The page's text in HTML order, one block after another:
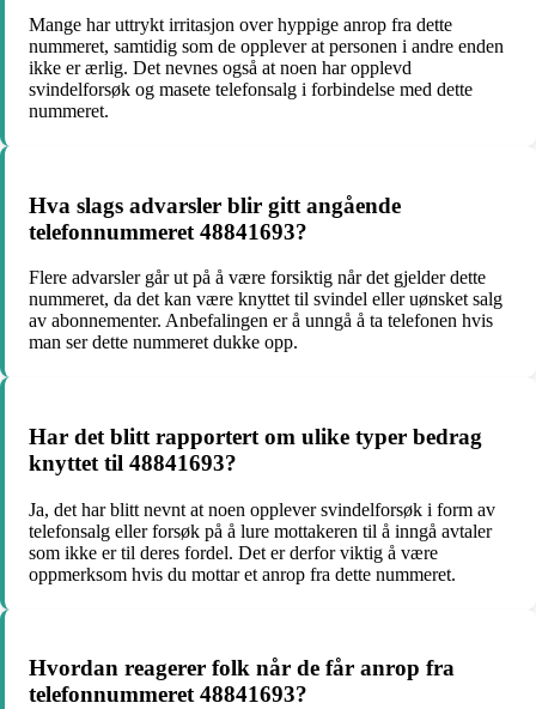
Mange har uttrykt irritasjon over hyppige anrop fra dette
nummeret, samtidig som de opplever at personen i andre enden
ikke er ærlig. Det nevnes også at noen har opplevd
svindelforsøk og masete telefonsalg i forbindelse med dette
nummeret.
Hva slags advarsler blir gitt angående
telefonnummeret 48841693?
Flere advarsler går ut på å være forsiktig når det gjelder dette
nummeret, da det kan være knyttet til svindel eller uønsket salg
av abonnementer. Anbefalingen er å unngå å ta telefonen hvis
man ser dette nummeret dukke opp.
Har det blitt rapportert om ulike typer bedrag
knyttet til 48841693?
Ja, det har blitt nevnt at noen opplever svindelforsøk i form av
telefonsalg eller forsøk på å lure mottakeren til å inngå avtaler
som ikke er til deres fordel. Det er derfor viktig å være
oppmerksom hvis du mottar et anrop fra dette nummeret.
Hvordan reagerer folk når de får anrop fra
telefonnummeret 48841693?